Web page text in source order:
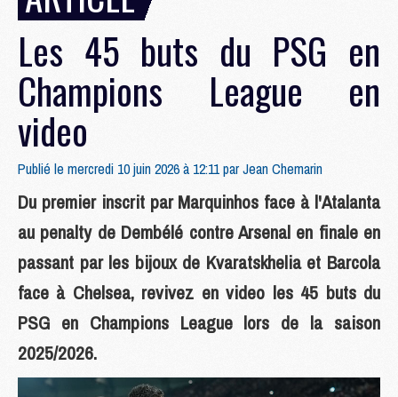
Les 45 buts du PSG en
Champions League en
video
Publié le mercredi 10 juin 2026 à 12:11 parJean Chemarin
Du premier inscrit par Marquinhos face à l'Atalanta
au penalty de Dembélé contre Arsenal en finale en
passant par les bijoux de Kvaratskhelia et Barcola
face à Chelsea, revivez en video les 45 buts du
PSG en Champions League lors de la saison
2025/2026.